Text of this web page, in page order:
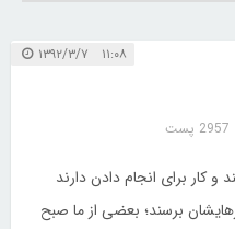
۱۱:۰۸ ۱۳۹۲/۳/۷
2957 پست
و کار برای انجام دادن دارند
برسند؛ بعضی از ما صبح